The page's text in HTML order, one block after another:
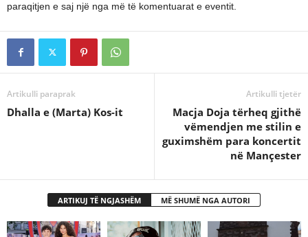
paraqitjen e saj një nga më të komentuarat e eventit.
Artikulli paraprak
Dhalla e (Marta) Kos-it
Artikulli tjetër
Macja Doja tërheq gjithë
vëmendjen me stilin e
guximshëm para koncertit
në Mançester
ARTIKUJ TË NGJASHËM MË SHUMË NGA AUTORI